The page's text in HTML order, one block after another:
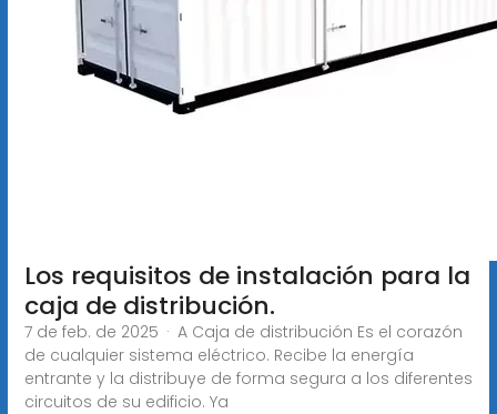
Los requisitos de instalación para la
caja de distribución.
7 de feb. de 2025 · A Caja de distribución Es el corazón
de cualquier sistema eléctrico. Recibe la energía
entrante y la distribuye de forma segura a los diferentes
circuitos de su edificio. Ya